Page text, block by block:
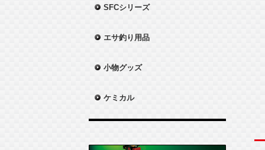
SFCシリーズ
エサ釣り用品
小物グッズ
ケミカル